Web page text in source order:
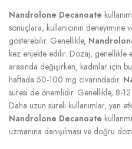
Nandrolone Decanoate
sonuçlara, kullanıcının
gösterebilir. Genellikle,
kez enjekte edilir. Dozaj,
arasında değişirken, kadınlar için
haftada 50-100 mg civarındadır.
süresi de önemlidir. Genellikle, 8-12
Daha uzun süreli kullanımlar, yan
Nandrolone Decanoate
uzmanına danışılması ve doğru